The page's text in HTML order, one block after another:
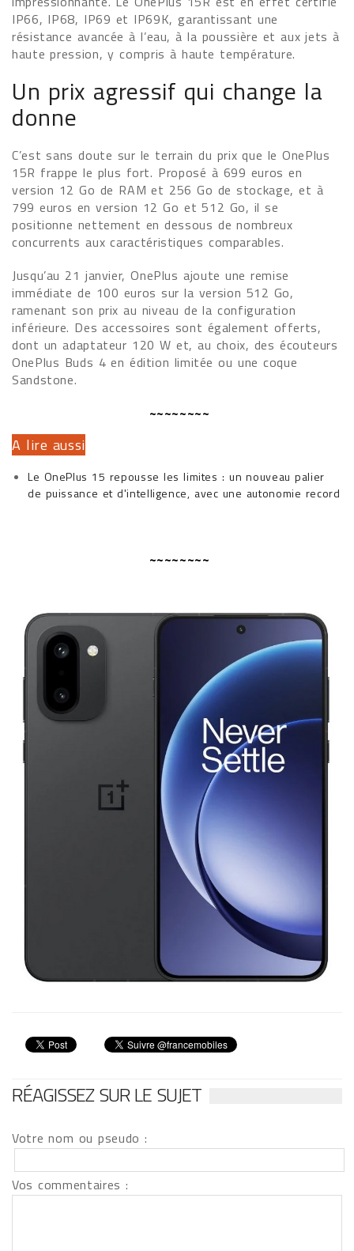
IP66, IP68, IP69 et IP69K, garantissant une
résistance avancée à l’eau, à la poussière et aux jets à
haute pression, y compris à haute température.
Un prix agressif qui change la
donne
C’est sans doute sur le terrain du prix que le OnePlus
15R frappe le plus fort. Proposé à 699 euros en
version 12 Go de RAM et 256 Go de stockage, et à
799 euros en version 12 Go et 512 Go, il se
positionne nettement en dessous de nombreux
concurrents aux caractéristiques comparables.
Jusqu’au 21 janvier, OnePlus ajoute une remise
immédiate de 100 euros sur la version 512 Go,
ramenant son prix au niveau de la configuration
inférieure. Des accessoires sont également offerts,
dont un adaptateur 120 W et, au choix, des écouteurs
OnePlus Buds 4 en édition limitée ou une coque
Sandstone.
~~~~~~~~
A lire aussi
Le OnePlus 15 repousse les limites : un nouveau palier
de puissance et d'intelligence, avec une autonomie record
~~~~~~~~
RÉAGISSEZ SUR LE SUJET
Votre nom ou pseudo :
Vos commentaires :